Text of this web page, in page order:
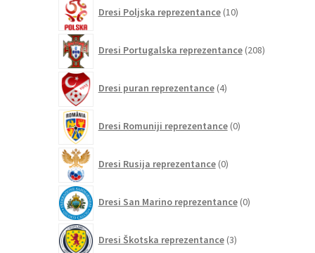
Dresi Poljska reprezentance 10izdelkov
Dresi Portugalska reprezentance 208izdelkov
Dresi puran reprezentance 4izdelki
Dresi Romuniji reprezentance 0izdelkov
Dresi Rusija reprezentance 0izdelkov
Dresi San Marino reprezentance 0izdelkov
Dresi Škotska reprezentance 3izdelki